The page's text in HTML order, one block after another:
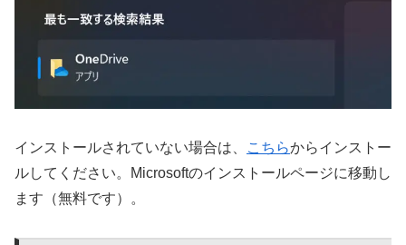
インストールされていない場合は、 こちらからインストー
ルしてください。Microsoftのインストールページに移動し
ます（無料です）。